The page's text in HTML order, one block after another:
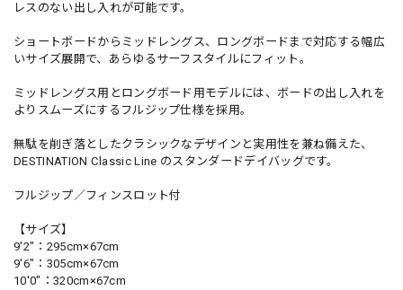
レスのない出し入れが可能です。
ショートボードからミッドレングス、ロングボードまで対応する幅広
いサイズ展開で、あらゆるサーフスタイルにフィット。
ミッドレングス用とロングボード用モデルには、ボードの出し入れを
よりスムーズにするフルジップ仕様を採用。
無駄を削ぎ落としたクラシックなデザインと実用性を兼ね備えた、
DESTINATION Classic Line のスタンダードデイバッグです。
フルジップ／フィンスロット付
【サイズ】
9'2"：295cm×67cm
9'6"：305cm×67cm
10'0"：320cm×67cm